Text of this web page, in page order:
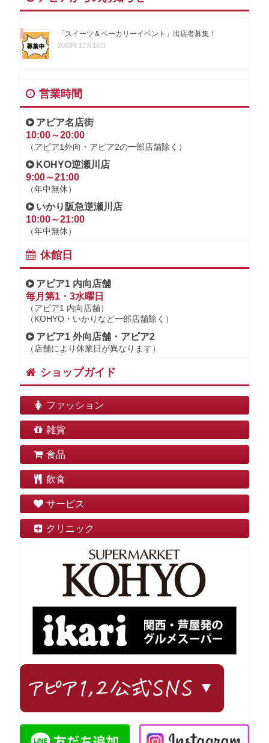
「スイーツ＆ベーカリーイベント」出店者募集！
2023年12月16日
営業時間
アピア名店街
10:00～20:00
（アピア1外向・アピア2の一部店舗除く）
KOHYO逆瀬川店
9:00～21:00
（年中無休）
いかり阪急逆瀬川店
10:00～21:00
（年中無休）
休館日
アピア1 内向店舗
毎月第1・3水曜日
（アピア1 内向店舗）
（KOHYO・いかりなど一部店舗除く）
アピア1 外向店舗・アピア2
（店舗により休業日が異なります）
ショップガイド
ファッション
雑貨
食品
飲食
サービス
クリニック